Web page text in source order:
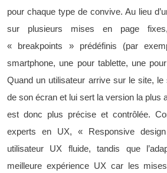
pour chaque type de convive. Au lieu
sur plusieurs mises en page
« breakpoints » prédéfinis (par
smartphone, une pour tablette, une
Quand un utilisateur arrive sur le site,
de son écran et lui sert la version la plus
est donc plus précise et contrôlée.
experts en UX, « Responsive
utilisateur UX fluide, tandis que
meilleure expérience UX car les